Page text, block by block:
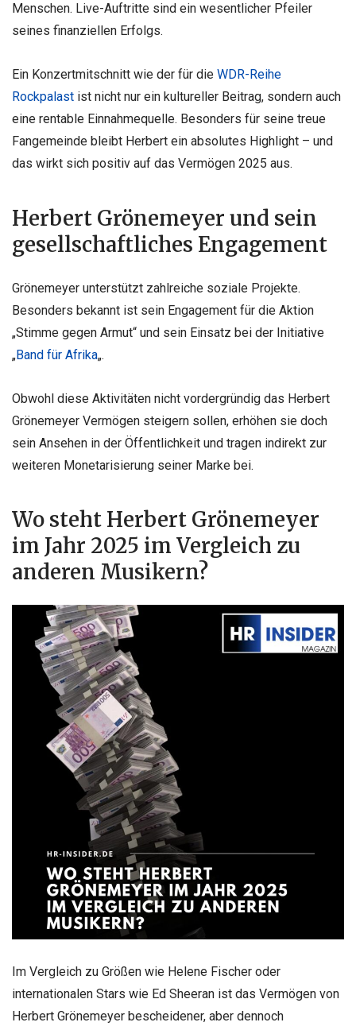
Menschen. Live-Auftritte sind ein wesentlicher Pfeiler
seines finanziellen Erfolgs.
Ein Konzertmitschnitt wie der für die WDR-Reihe
Rockpalast ist nicht nur ein kultureller Beitrag, sondern auch
eine rentable Einnahmequelle. Besonders für seine treue
Fangemeinde bleibt Herbert ein absolutes Highlight – und
das wirkt sich positiv auf das Vermögen 2025 aus.
Herbert Grönemeyer und sein
gesellschaftliches Engagement
Grönemeyer unterstützt zahlreiche soziale Projekte.
Besonders bekannt ist sein Engagement für die Aktion
„Stimme gegen Armut“ und sein Einsatz bei der Initiative
„Band für Afrika„.
Obwohl diese Aktivitäten nicht vordergründig das Herbert
Grönemeyer Vermögen steigern sollen, erhöhen sie doch
sein Ansehen in der Öffentlichkeit und tragen indirekt zur
weiteren Monetarisierung seiner Marke bei.
Wo steht Herbert Grönemeyer
im Jahr 2025 im Vergleich zu
anderen Musikern?
Im Vergleich zu Größen wie Helene Fischer oder
internationalen Stars wie Ed Sheeran ist das Vermögen von
Herbert Grönemeyer bescheidener, aber dennoch